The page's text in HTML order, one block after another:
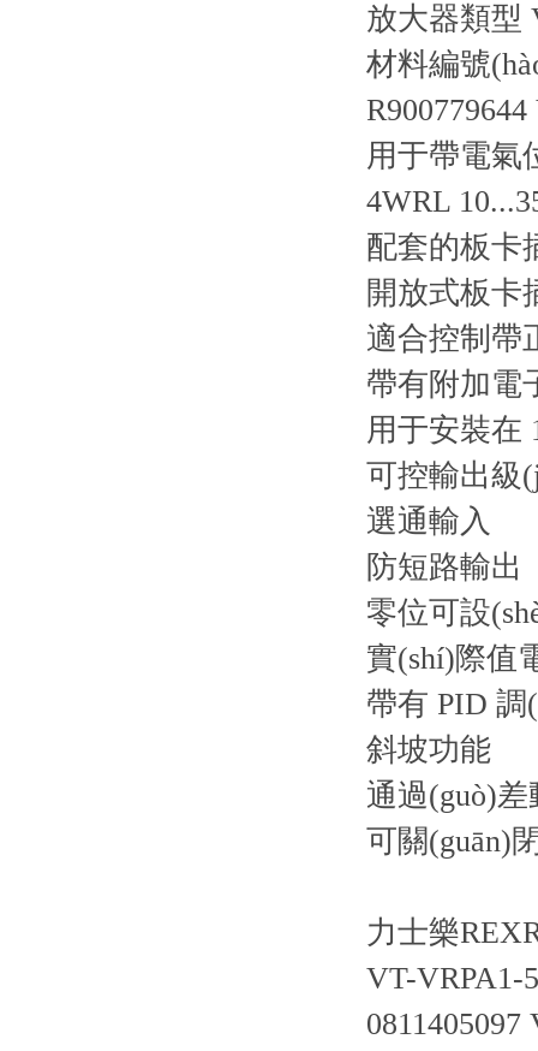
放大器類型
材料編號
用于帶電氣
4WRL
配套的板卡
開放式板卡
適合控制帶
帶有附加電
用于安裝在
可控輸出級
選通輸入
防短路輸出
零位可設
實(shí)際值
帶有 PID
斜坡功能
通過(guò)
可關(guān)
力士樂
VT-VRPA1-